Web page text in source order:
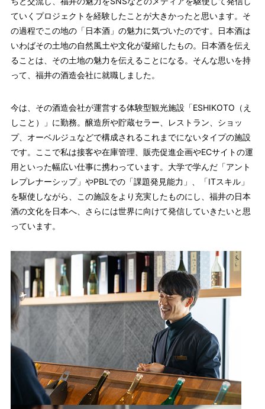
ていくプロジェクトを経験したことが大きかったと思います。そ
の過程でこの地の「日本酒」の魅力に気づいたのです。日本酒は
いわばその土地の自然風土や文化が凝縮したもの。日本酒を伝え
ることは、その土地の魅力を伝えることになる。そんな思いを持
って、福井の酒造会社に就職しました。
今は、その酒造会社が運営する体験型観光施設「ESHIKOTO（え
しこと）」に勤務。醸造所や貯蔵セラー、レストラン、ショッ
プ、オーベルジュなどで構成されるこれまでにないタイプの施設
です。ここで私は接客や在庫管理、販売促進企画やECサイトの運
用といった幅広い仕事に携わっています。大学で学んだ「アント
レプレナーシップ」やPBLでの「課題発見能力」、「ITスキル」
を駆使しながら、この施設をより充実したものにし、福井の日本
酒の文化を日本へ、さらには世界に向けて発信していきたいと思
っています。